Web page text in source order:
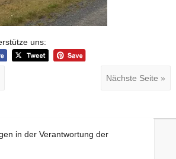
uns:
Nächste Seite »
in der Verantwortung der